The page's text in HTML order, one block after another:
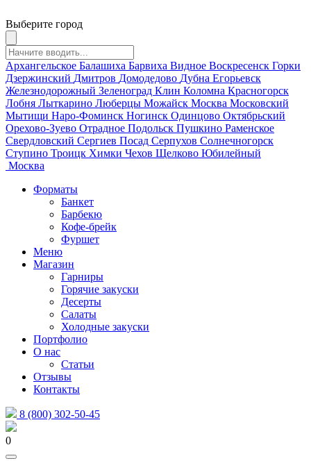
Выберите город
Архангельское Балашиха Барвиха Видное Воскресенск Горки
Дзержинский Дмитров Домодедово Дубна Егорьевск
Железнодорожный Зеленоград Клин Коломна Красногорск
Лобня Лыткарино Люберцы Можайск Москва Московский
Мытищи Наро-Фоминск Ногинск Одинцово Октябрьский
Орехово-Зуево Отрадное Подольск Пушкино Раменское
Свердловский Сергиев Посад Серпухов Солнечногорск
Ступино Троицк Химки Чехов Щелково Юбилейный
Москва
Форматы
Банкет
Барбекю
Кофе-брейк
Фуршет
Меню
Магазин
Гарниры
Горячие закуски
Десерты
Салаты
Холодные закуски
Портфолио
О нас
Статьи
Отзывы
Контакты
8 (800) 302-50-45
0